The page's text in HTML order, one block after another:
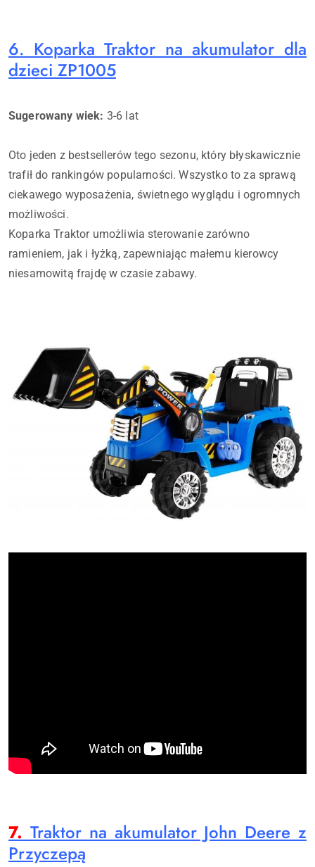
6. Koparka Traktor na akumulator dla
dzieci ZP1005
Sugerowany wiek: 3-6 lat
Oto jeden z bestsellerów tego sezonu, który błyskawicznie
trafił do rankingów popularności. Wszystko to za sprawą
ciekawego wyposażenia, świetnego wyglądu i ogromnych
możliwości.
Koparka Traktor umożliwia sterowanie zarówno
ramieniem, jak i łyżką, zapewniając małemu kierowcy
niesamowitą frajdę w czasie zabawy.
7. Traktor na akumulator John Deere z
Przyczepą